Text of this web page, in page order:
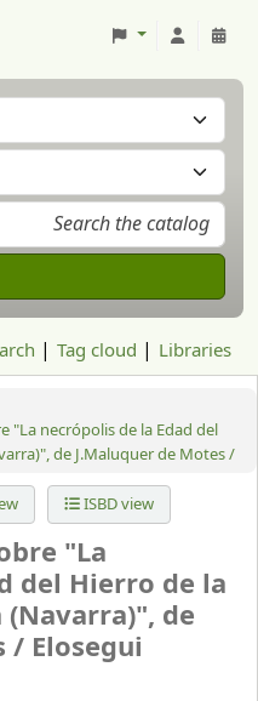
Tag cloud Libraries
"La necrópolis de la Edad del
de J.Maluquer de Motes /
ISBD view
"La
del Hierro de la
de
/ Elosegui